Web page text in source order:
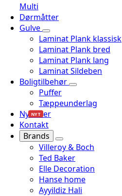
Multi
Dørmåtter
Gulve
Laminat Plank klassisk
Laminat Plank bred
Laminat Plank lang
Laminat Sildeben
Boligtilbehør
Puffer
Tæppeunderlag
Nyheder
NYT
Kontakt
Brands
Villeroy & Boch
Ted Baker
Elle Decoration
Hanse home
Ayyildiz Hali